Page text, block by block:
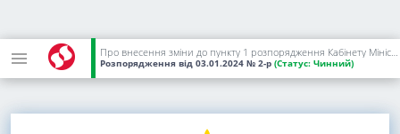
Про внесення зміни до пункту 1 розпорядження Кабінету Міністрів України від 17 листопада 2023 р. N 1055 та визнання такими, що втратили чинність, розпорядження Кабінету Міністрів України від 26 лютого 1993 р. N 137 та пункту 1 розпорядження Кабінету Міністрів України від 16 жовтня 1997 р. N 581
Розпорядження від 03.01.2024 № 2-р (Статус: Чинний)